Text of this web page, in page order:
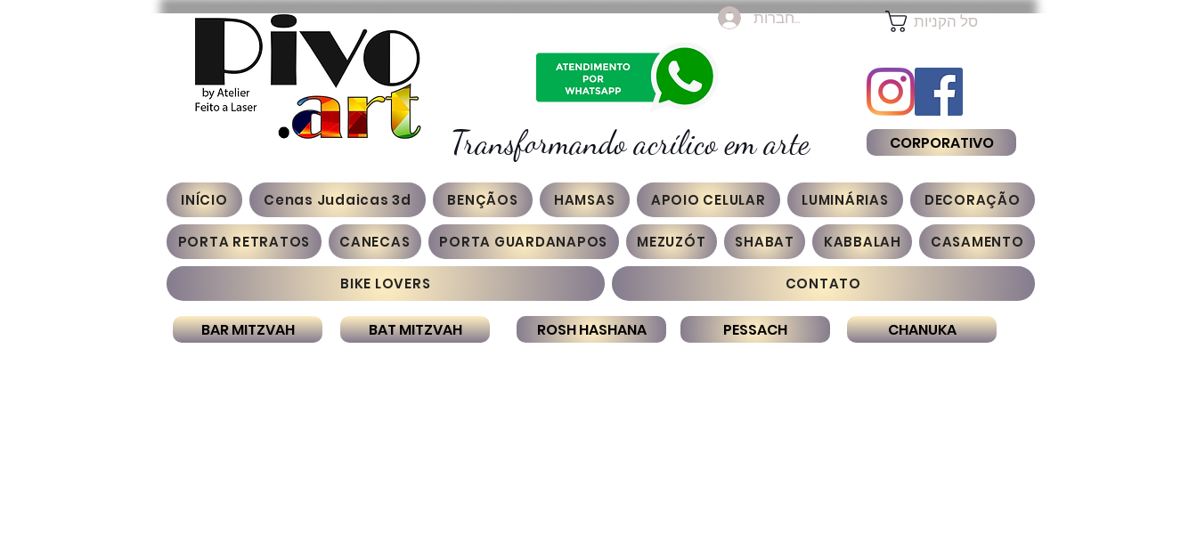
להתחברות
Transformando acrílico em arte
סל הקניות
CORPORATIVO
INÍCIO Cenas Judaicas 3d BENÇÃOS HAMSAS APOIO CELULAR LUMINÁRIAS DECORAÇÃO
PORTA RETRATOS CANECAS PORTA GUARDANAPOS MEZUZÓT SHABAT KABBALAH CASAMENTO
BIKE LOVERS CONTATO
BAR MITZVAH BAT MITZVAH ROSH HASHANA PESSACH CHANUKA